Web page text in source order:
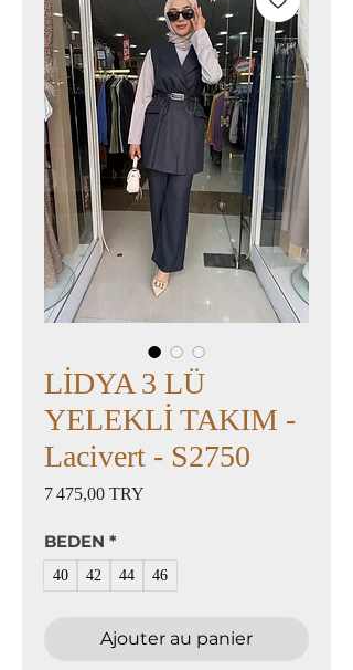
LİDYA 3 LÜ
YELEKLİ TAKIM -
Lacivert - S2750
7 475,00 TRY
BEDEN *
40 42 44 46
Ajouter au panier